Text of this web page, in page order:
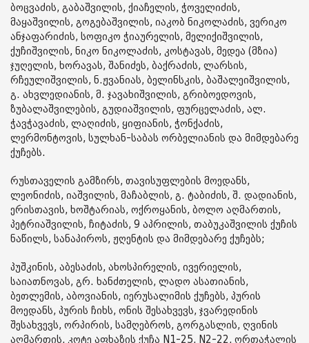
ბოცვაძის, გაბაშვილის, ქიაჩელის, ჭოველიძის,
მაყაშვილის, გოგებაშვილის, იაკობ ნიკოლაძის, ვერიკო
ანჯაფარიძის, სოფიკო ჭიაურელის, მელიქიშვილის,
ქუჩიშვილის, ნიკო ნიკოლაძის, კოსტავას, მედეა (მზია)
ჯუღელის, ხორავას, შანიძეს, ბაქრაძის, ლარსის,
რჩეულიშვილის, ნ.ჟვანიას, ბელინსკის, ბაშალეიშვილის,
გ. ახვლედიანის, მ. ჯავახიშვილის, გრიბოედოვის,
ზუბალაშვილების, გუდიაშვილის, ფურცელაძის, ალ.
ჭავჭავაძის, ლაღიძის, ყიფიანის, ჭონქაძის,
ლერმონტოვის, სულხან-საბას ორბელიანის და მიმდებარე
ქუჩებს.
რუსთაველის გამზირს, თავისუფლების მოედანს,
ლეონიძის, იაშვილის, მაჩაბლის, გ. ტაბიძის, შ. დადიანის,
ერისთავის, ხოშტარიას, ოქროყანის, ბოლო აღმართის,
პეტრიაშვილის, ჩიტაძის, 9 აპრილის, თაბუკაშვილის ქუჩის
ნაწილს, სანაპიროს, ჟღენტის და მიმდებარე ქუჩებს;
პუშკინის, აბესაძის, ახოსპირელის, ივერიელის,
საიათნოვას, გრ. ხანძთელის, ლადო ასათიანის,
ბეთლემის, აბოვიანის, იერუსალიმის ქუჩებს, პურის
მოედანს, პურის ჩიხს, ონის შესახვევს, ჯვარედინის
შესახვევს, ორპირის, სამღებროს, გორგასლის, ღვინის
აღმართის, კოტე აფხაზის ქუჩა N1-25, N2-22, ორთაჭალის